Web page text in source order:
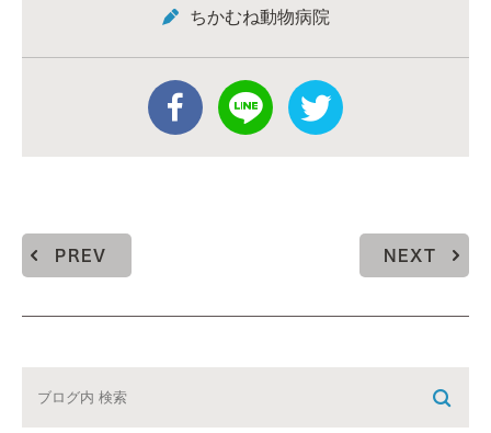
ちかむね動物病院
PREV NEXT